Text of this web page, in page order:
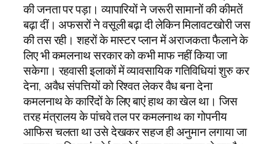
की जनता पर पड़ा। व्यापारियों ने जरूरी सामानों की कीमतें
बढ़ा दीं। अफसरों ने वसूली बढ़ा दी लेकिन मिलावटखोरी जस
की तस रही। शहरों के मास्टर प्लान में अराजकता फैलाने के
लिए भी कमलनाथ सरकार को कभी माफ नहीं किया जा
सकेगा। रहवासी इलाकों में व्यावसायिक गतिविधियां शुरु कर
देना, अवैध संपत्तियों को रिश्वत लेकर वैध बना देना
कमलनाथ के कारिंदों के लिए बाएं हाथ का खेल था। जिस
तरह मंत्रालय के पांचवे तल पर कमलनाथ का गोपनीय
आफिस चलता था उसे देखकर सहज ही अनुमान लगाया जा